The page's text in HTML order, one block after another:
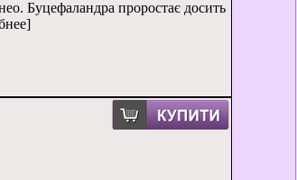
Буцефаландра проростає досить